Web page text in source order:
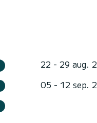
22 - 29 aug.
05 - 12 sep.